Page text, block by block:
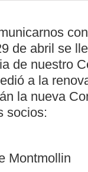
de abril se
de nuestro
a la
la nueva
socios:
Montmollin